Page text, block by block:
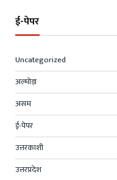
ई-पेपर
Uncategorized
अल्मोड़ा
असम
ई-पेपर
उत्तरकाशी
उत्तरप्रदेश